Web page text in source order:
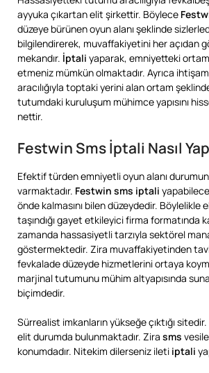
ayyuka çıkartan elit şirkettir. Böylece
düzeye bürünen oyun alanı şeklinde
bilgilendirerek, muvaffakiyetini her açıdan
mekandır. İptali yaparak, emniyetteki
etmeniz mümkün olmaktadır. Ayrıca
aracılığıyla toptaki yerini alan ortam
tutumdaki kuruluşum mühimce yapısını
nettir.
Festwin Sms İptali Nasıl
Efektif türden emniyetli oyun alanı
varmaktadır. Festwin sms iptali
önde kalmasını bilen düzeydedir. Böylelikle
taşındığı gayet etkileyici firma formatında
zamanda hassasiyetli tarzıyla sektörel
göstermektedir. Zira muvaffakiyetinden
fevkalade düzeyde hizmetlerini ortaya
marjinal tutumunu mühim altyapısında
biçimdedir.
Sürrealist imkanların yükseğe çıktığı
elit durumda bulunmaktadır. Zira sms
konumdadır. Nitekim dilerseniz ileti iptali